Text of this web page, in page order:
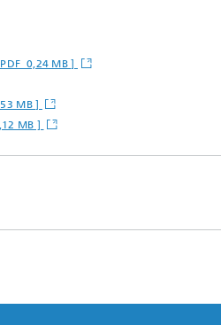
0,24 MB ]
MB ]
MB ]